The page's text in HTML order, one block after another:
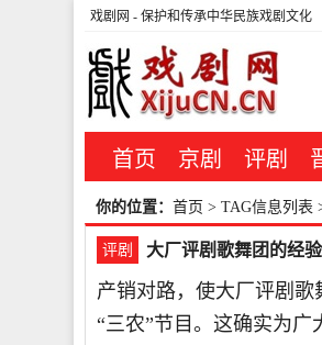
戏剧网 - 保护和传承中华民族戏剧文化
首页 京剧 评剧
你的位置： 首页 > TAG信息列表
评剧 大厂评剧歌舞团的经
产销对路，使大厂评剧
“三农”节目。这确实为